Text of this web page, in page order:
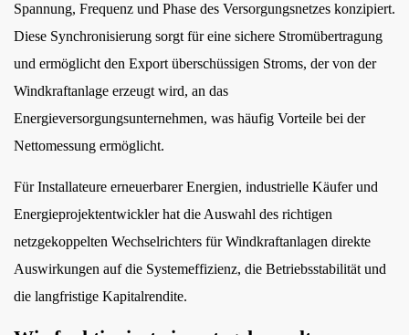
Hauptmerkmale
eines
hochwertigen
netzgekoppelten
Wechselrichters
für
3.1
Hohe
Umwandlungseffizienz
3.2
MPPT-
Spannung, Frequenz und Phase des Versorgungsnetzes konzipiert.
Diese Synchronisierung sorgt für eine sichere Stromübertragung
und ermöglicht den Export überschüssigen Stroms, der von der
Windkraftanlage erzeugt wird, an das
Energieversorgungsunternehmen, was häufig Vorteile bei der
Nettomessung ermöglicht.
Für Installateure erneuerbarer Energien, industrielle Käufer und
Energieprojektentwickler hat die Auswahl des richtigen
netzgekoppelten Wechselrichters für Windkraftanlagen direkte
Auswirkungen auf die Systemeffizienz, die Betriebsstabilität und
die langfristige Kapitalrendite.